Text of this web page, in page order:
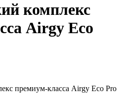
комплекс
Airgy Eco
премиум-класса Airgy Eco Pro